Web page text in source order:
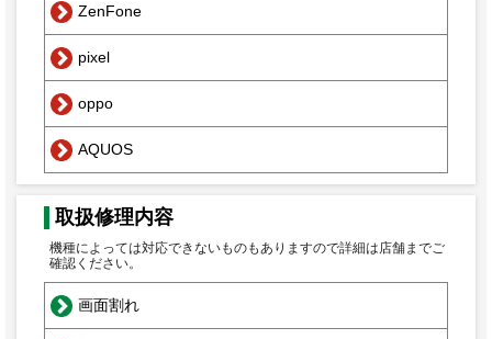
ZenFone
pixel
oppo
AQUOS
取扱修理内容
機種によっては対応できないものもありますので詳細は店舗までご
確認ください。
画面割れ